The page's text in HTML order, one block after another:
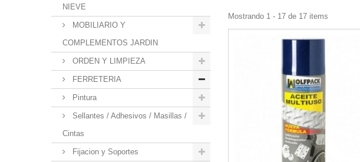
NIEVE
MOBILIARIO Y
COMPLEMENTOS JARDIN
ORDEN Y LIMPIEZA
FERRETERIA
Pintura
Sellantes / Adhesivos / Masillas /
Cintas
Fijacion y Soportes
Mostrando 1 - 17 de 17 items